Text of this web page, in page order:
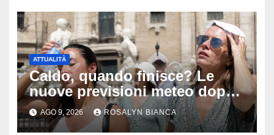
ATTUALITÀ
Caldo, quando finisce? Le
nuove previsioni meteo dopo
Ferragosto: ecco quando
potrebbe arrivare la svolta
AGO 9, 2026 ROSALYN BIANCA